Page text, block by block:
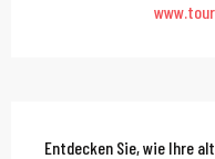
Entdecken Sie, wie Ihre